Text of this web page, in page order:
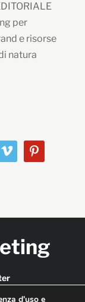
per
e risorse
natura
vimeo pinterest
d'uso e